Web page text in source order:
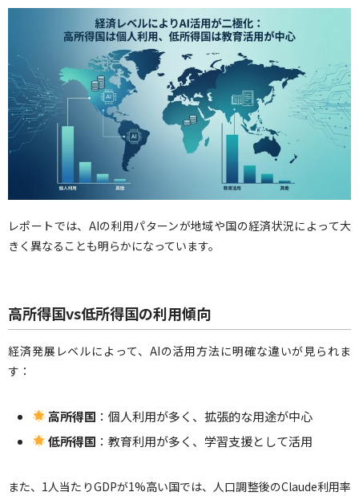
レポートでは、AIの利用パターンが地域や国の経済状況によって大
きく異なることも明らかになっています。
高所得国vs低所得国の利用傾向
経済発展レベルによって、AIの活用方法に明確な違いが見られま
す：
高所得国 ：個人利用が多く、拡張的な用途が中心
低所得国 ：教育利用が多く、学習支援として活用
また、1人当たりGDPが1%高い国では、人口調整後のClaude利用率